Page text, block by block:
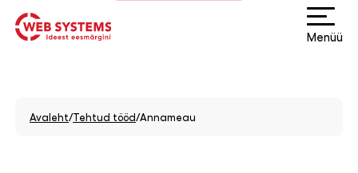
Menüü
Avaleht/Tehtud tööd/Annameau